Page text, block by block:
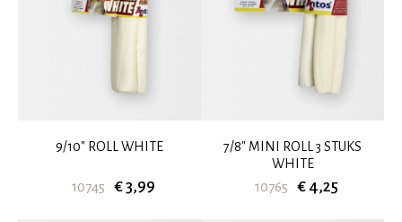
9/10" ROLL WHITE
10745 € 3,99
7/8" MINI ROLL 3 STUKS
WHITE
10765 € 4,25